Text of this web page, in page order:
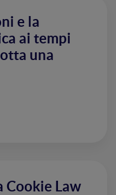
e la
ai tempi
una
Cookie Law